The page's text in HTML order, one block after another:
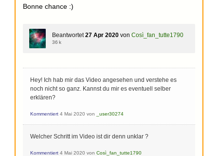
Bonne chance :)
Beantwortet 27 Apr 2020 von Così_fan_tutte1790
36 k
Hey! Ich hab mir das Video angesehen und verstehe es
noch nicht so ganz. Kannst du mir es eventuell selber
erklären?
Kommentiert 4 Mai 2020 von _user30274
Welcher Schritt im Video ist dir denn unklar ?
Kommentiert 4 Mai 2020 von Così_fan_tutte1790